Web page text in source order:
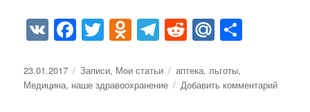
V Fa
bo
ok
T
tte
r
O
ok
la
Te
gr
a
R
di
t
M
.R
u ви
Опубликовано
23.01.2017 Рубрики
Записи, Мои статьи Метки
аптека,льготы,
Медицина, наше здравоохранение Добавить комментарийк